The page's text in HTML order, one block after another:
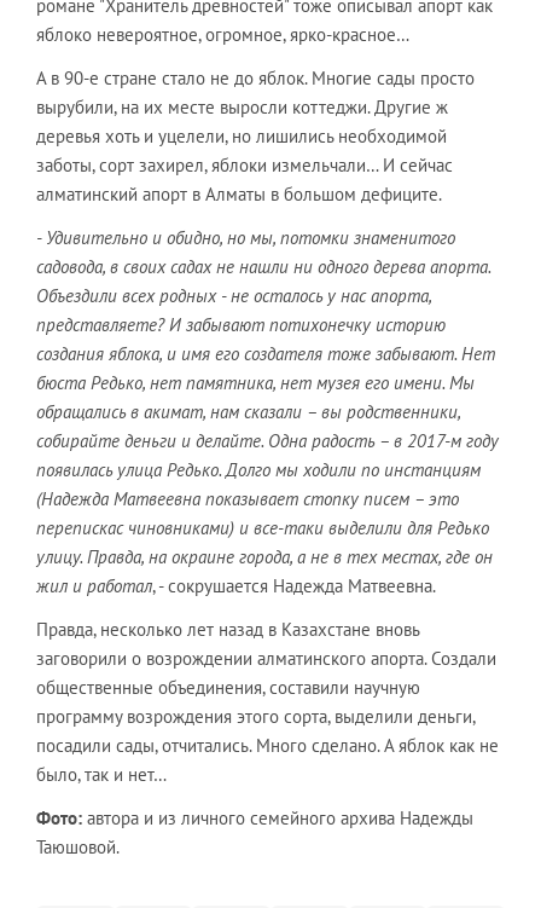
романе "Хранитель древностей" тоже описывал апорт как
яблоко невероятное, огромное, ярко-красное…
А в 90-е стране стало не до яблок. Многие сады просто
вырубили, на их месте выросли коттеджи. Другие ж
деревья хоть и уцелели, но лишились необходимой
заботы, сорт захирел, яблоки измельчали… И сейчас
алматинский апорт в Алматы в большом дефиците.
- Удивительно и обидно, но мы, потомки знаменитого
садовода, в своих садах не нашли ни одного дерева апорта.
Объездили всех родных - не осталось у нас апорта,
представляете? И забывают потихонечку историю
создания яблока, и имя его создателя тоже забывают. Нет
бюста Редько, нет памятника, нет музея его имени. Мы
обращались в акимат, нам сказали – вы родственники,
собирайте деньги и делайте. Одна радость – в 2017-м году
появилась улица Редько. Долго мы ходили по инстанциям
(Надежда Матвеевна показывает стопку писем – это
перепискас чиновниками) и все-таки выделили для Редько
улицу. Правда, на окраине города, а не в тех местах, где он
жил и работал, - сокрушается Надежда Матвеевна.
Правда, несколько лет назад в Казахстане вновь
заговорили о возрождении алматинского апорта. Создали
общественные объединения, составили научную
программу возрождения этого сорта, выделили деньги,
посадили сады, отчитались. Много сделано. А яблок как не
было, так и нет…
Фото: автора и из личного семейного архива Надежды
Таюшовой.